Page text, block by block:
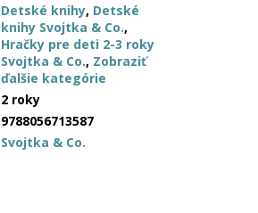
Detské knihy, Detské
knihy Svojtka & Co.,
Hračky pre deti 2-3 roky
Svojtka & Co., Zobraziť
ďalšie kategórie
2 roky
9788056713587
Svojtka & Co.